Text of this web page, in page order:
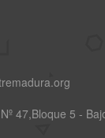
47,Bloque 5 -